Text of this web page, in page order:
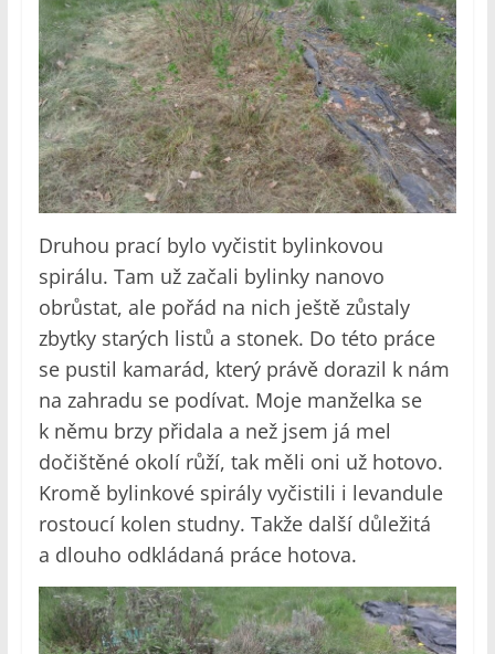
Druhou prací bylo vyčistit bylinkovou
spirálu. Tam už začali bylinky nanovo
obrůstat, ale pořád na nich ještě zůstaly
zbytky starých listů a stonek. Do této práce
se pustil kamarád, který právě dorazil k nám
na zahradu se podívat. Moje manželka se
k němu brzy přidala a než jsem já mel
dočištěné okolí růží, tak měli oni už hotovo.
Kromě bylinkové spirály vyčistili i levandule
rostoucí kolen studny. Takže další důležitá
a dlouho odkládaná práce hotova.